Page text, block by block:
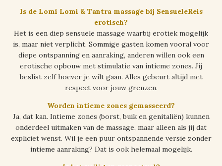
Is de Lomi Lomi & Tantra massage bij SensueleReis
erotisch?
Het is een diep sensuele massage waarbij erotiek mogelijk
is, maar niet verplicht. Sommige gasten komen vooral voor
diepe ontspanning en aanraking, anderen willen ook een
erotische opbouw met stimulatie van intieme zones. Jij
beslist zelf hoever je wilt gaan. Alles gebeurt altijd met
respect voor jouw grenzen.
Worden intieme zones gemasseerd?
Ja, dat kan. Intieme zones (borst, buik en genitaliën) kunnen
onderdeel uitmaken van de massage, maar alleen als jij dat
expliciet wenst. Wil je een puur ontspannende versie zonder
intieme aanraking? Dat is ook helemaal mogelijk.